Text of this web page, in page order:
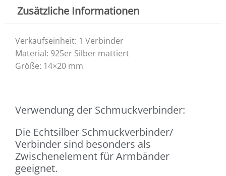
Zusätzliche Informationen
Verkaufseinheit: 1 Verbinder
Material: 925er Silber mattiert
Größe: 14×20 mm
Verwendung der Schmuckverbinder:
Die Echtsilber Schmuckverbinder/
Verbinder sind besonders als
Zwischenelement für Armbänder
geeignet.